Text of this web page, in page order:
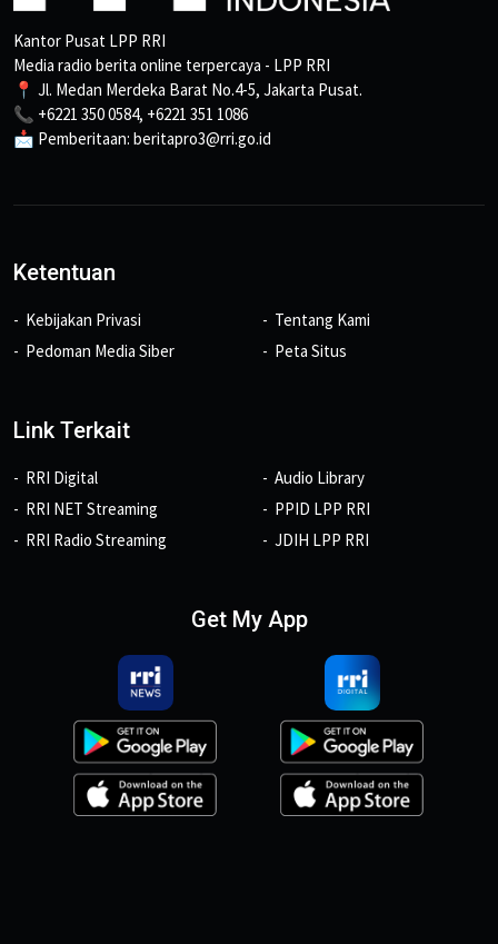
Kantor Pusat LPP RRI
Media radio berita online terpercaya - LPP RRI
📍 Jl. Medan Merdeka Barat No.4-5, Jakarta Pusat.
📞 +6221 350 0584, +6221 351 1086
📩 Pemberitaan: beritapro3@rri.go.id
Ketentuan
Kebijakan Privasi
Pedoman Media Siber
Tentang Kami
Peta Situs
Link Terkait
RRI Digital
RRI NET Streaming
RRI Radio Streaming
Audio Library
PPID LPP RRI
JDIH LPP RRI
Get My App